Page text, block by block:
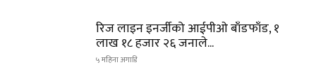
रिज लाइन इनर्जीको आईपीओ बाँडफाँड, १
लाख १८ हजार २६ जनाले...
५ महिना अगाडि